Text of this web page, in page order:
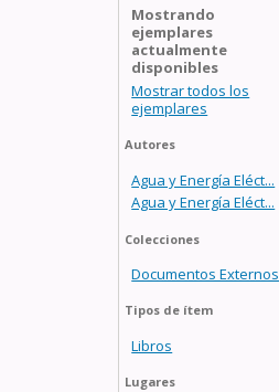
Mostrando
ejemplares
actualmente
disponibles
Mostrar todos los
ejemplares
Autores
Agua y Energía Eléct...
Agua y Energía Eléct...
Colecciones
Documentos Externos
Tipos de ítem
Libros
Lugares